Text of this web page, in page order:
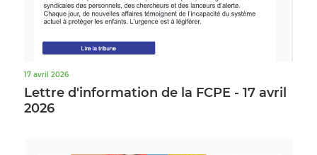
17 avril 2026
Lettre d'information de la FCPE - 17 avril
2026